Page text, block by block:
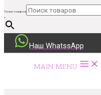
Поиск товаров
×
Наш WhatssApp
MAIN MENU